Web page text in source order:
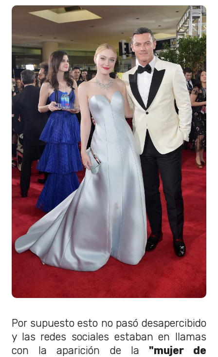
Por supuesto esto no pasó desapercibido
y las redes sociales estaban en llamas
con la aparición de la "mujer de